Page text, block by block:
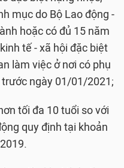
mục do Bộ Lao động -
hoặc có đủ 15 năm
tế - xã hội đặc biệt
làm việc ở nơi có phụ
ngày 01/01/2021;
tối đa 10 tuổi so với
quy định tại khoản